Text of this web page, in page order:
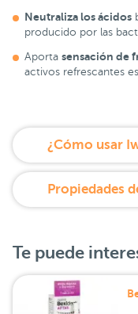
Neutraliza los ácidos
producido por las
Aporta sensación de
activos refrescantes
Te puede